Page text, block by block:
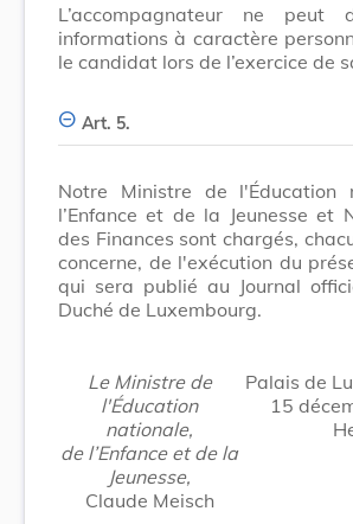
L’accompagnateur ne peut
informations à caractère
le candidat lors de l’exercice de
Art. 5.
Notre Ministre de l'Éducation
l’Enfance et de la Jeunesse et
des Finances sont chargés,
concerne, de l'exécution du
qui sera publié au Journal
Duché de Luxembourg.
Le Ministre de
l'Éducation
nationale,
de l’Enfance et de la
Jeunesse,
Claude Meisch
Palais de
15